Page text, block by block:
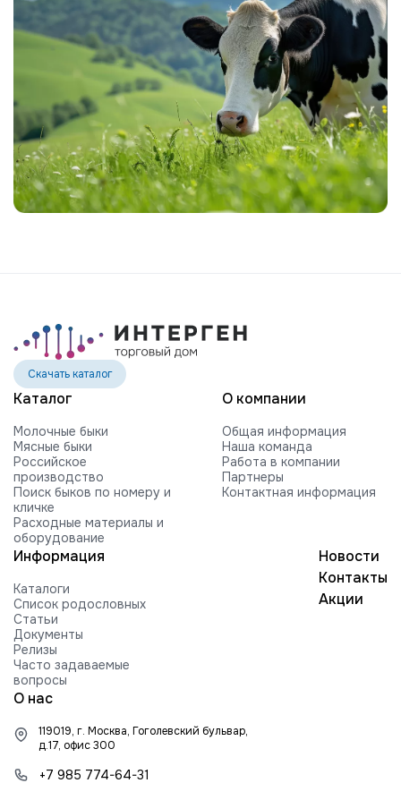
Скачать каталог
Каталог
Молочные быки
Мясные быки
Российское
производство
Поиск быков по номеру и
кличке
Расходные материалы и
оборудование
О компании
Общая информация
Наша команда
Работа в компании
Партнеры
Контактная информация
Информация
Каталоги
Список родословных
Статьи
Документы
Релизы
Часто задаваемые
вопросы
Новости
Контакты
Акции
О нас
119019, г. Москва, Гоголевский бульвар,
д.17, офис 300
+7 985 774-64-31